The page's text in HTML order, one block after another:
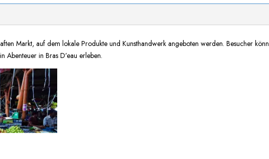
Markt, auf dem lokale Produkte und Kunsthandwerk angeboten werden. Besucher
Abenteuer in Bras D’eau erleben.